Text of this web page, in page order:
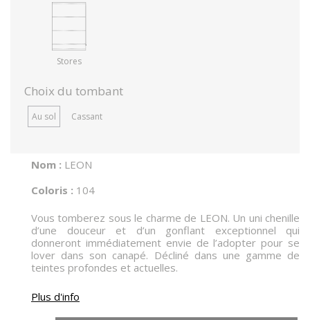
Stores
Choix du tombant
Au sol Cassant
Nom : LEON
Coloris : 104
Vous tomberez sous le charme de LEON. Un uni chenille
d’une douceur et d’un gonflant exceptionnel qui
donneront immédiatement envie de l’adopter pour se
lover dans son canapé. Décliné dans une gamme de
teintes profondes et actuelles.
Plus d'info